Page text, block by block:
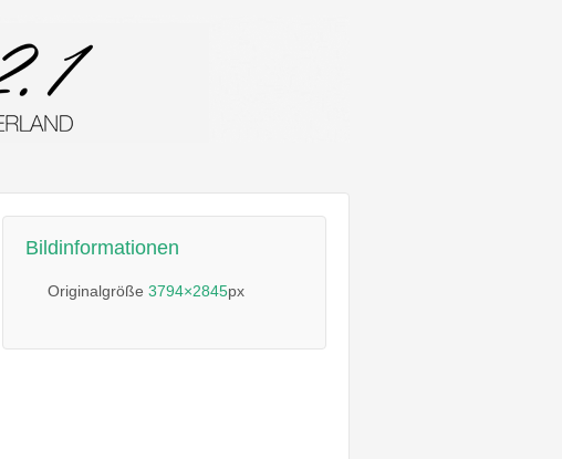
Bildinformationen
Originalgröße3794×2845px